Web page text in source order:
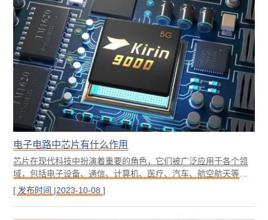
电子电路中芯片有什么作用
芯片在现代科技中扮演着重要的角色，它们被广泛应用于各个领
域，包括电子设备、通信、计算机、医疗、汽车、航空航天等。
芯片被用于计算机和移动设备中的中央处理器（CPU），用于执
行
[ 发布时间 |2023-10-08 ]